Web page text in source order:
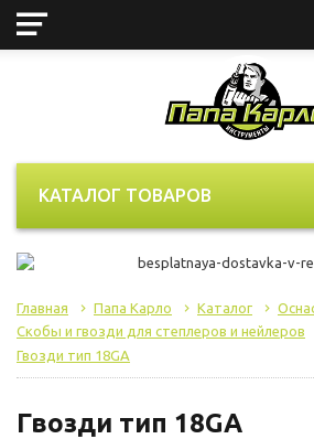
КАТАЛОГ ТОВАРОВ
Главная Папа Карло Каталог
Скобы и гвозди для степлеров и нейлеров
Гвозди тип 18GA
Гвозди тип 18GA